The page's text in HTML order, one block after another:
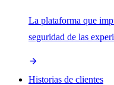
La plataforma que
seguridad de las
Historias de clientes